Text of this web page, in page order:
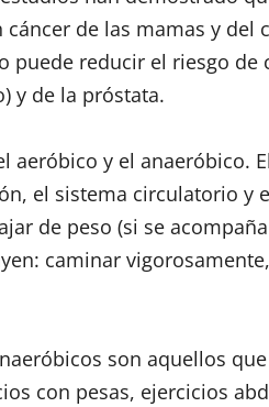
de las mamas y del
puede reducir el riesgo
y de la próstata.
aeróbico y el anaeróbico.
el sistema circulatorio y
de peso (si se
caminar
son aquellos
con pesas, ejercicios